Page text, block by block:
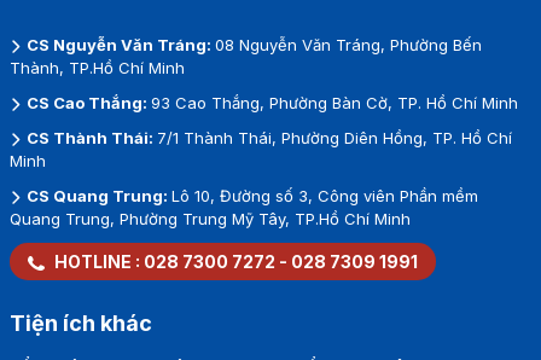
CS Nguyễn Văn Tráng: 08 Nguyễn Văn Tráng, Phường Bến
Thành, TP.Hồ Chí Minh
CS Cao Thắng: 93 Cao Thắng, Phường Bàn Cờ, TP. Hồ Chí Minh
CS Thành Thái: 7/1 Thành Thái, Phường Diên Hồng, TP. Hồ Chí
Minh
CS Quang Trung: Lô 10, Đường số 3, Công viên Phần mềm
Quang Trung, Phường Trung Mỹ Tây, TP.Hồ Chí Minh
HOTLINE : 028 7300 7272 - 028 7309 1991
Tiện ích khác